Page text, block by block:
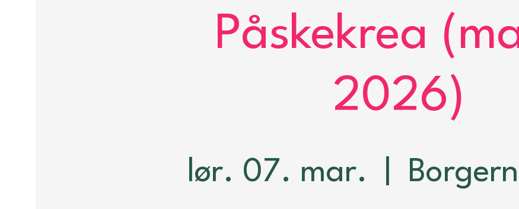
Påskekrea
2026)
lør. 07. mar.